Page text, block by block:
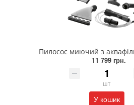
11 799 грн.
шт
У кошик